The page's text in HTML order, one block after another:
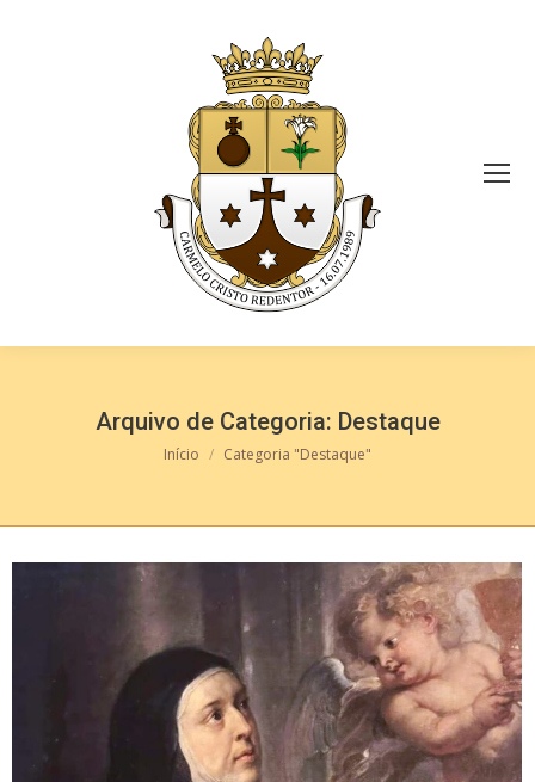
Arquivo de Categoria: Destaque
Você está aqui:
Início Categoria "Destaque"